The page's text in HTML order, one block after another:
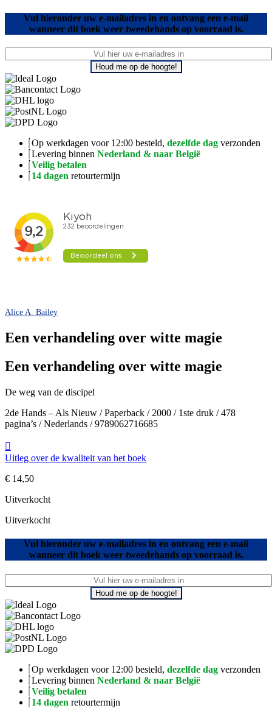
Vul hieronder uw e-mailadres in en ontvang een e-mail
wanneer dit boek weer tweedehands op voorraad is.
Houd me op de hoogte!
Op werkdagen voor 12:00 besteld, dezelfde dag verzonden
Levering binnen Nederland & naar België
Veilig betalen
14 dagen retourtermijn
Alice A. Bailey
Een verhandeling over witte magie
Een verhandeling over witte magie
De weg van de discipel
2de Hands – Als Nieuw / Paperback / 2000 / 1ste druk / 478
pagina’s / Nederlands / 9789062716685
Uitleg over de kwaliteit van het boek
€ 14,50
Uitverkocht
Uitverkocht
Vul hieronder uw e-mailadres in en ontvang een e-mail
wanneer dit boek weer tweedehands op voorraad is.
Houd me op de hoogte!
Op werkdagen voor 12:00 besteld, dezelfde dag verzonden
Levering binnen Nederland & naar België
Veilig betalen
14 dagen retourtermijn